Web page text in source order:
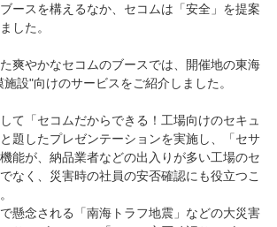
ースを構えるなか、セコムは「安全」を提案
した。
爽やかなセコムのブースでは、開催地の東海
設"向けのサービスをご紹介しました。
て「セコムだからできる！工場向けのセキュ
題したプレゼンテーションを実施し、「セサ
能が、納品業者などの出入りが多い工場のセ
なく、災害時の社員の安否確認にも役立つこ
懸念される「南海トラフ地震」などの大災害